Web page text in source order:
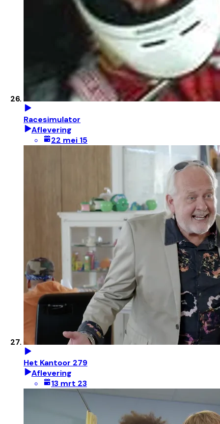
Racesimulator
Aflevering
22 mei 15
Het Kantoor 279
Aflevering
13 mrt 23